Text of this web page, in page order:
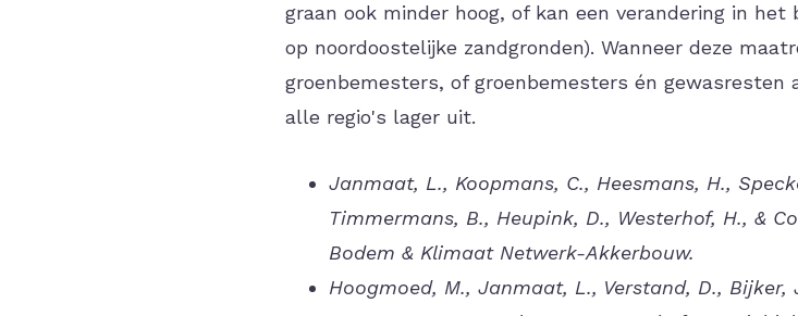
graan ook minder hoog, of kan een verandering in
op noordoostelijke zandgronden). Wanneer deze
groenbemesters, of groenbemesters én
alle regio's lager uit.
Janmaat, L., Koopmans, C., Heesmans, H.,
Timmermans, B., Heupink, D., Westerhof, H., &
Bodem & Klimaat Netwerk-Akkerbouw.
Hoogmoed, M., Janmaat, L., Verstand, D., Bijker,